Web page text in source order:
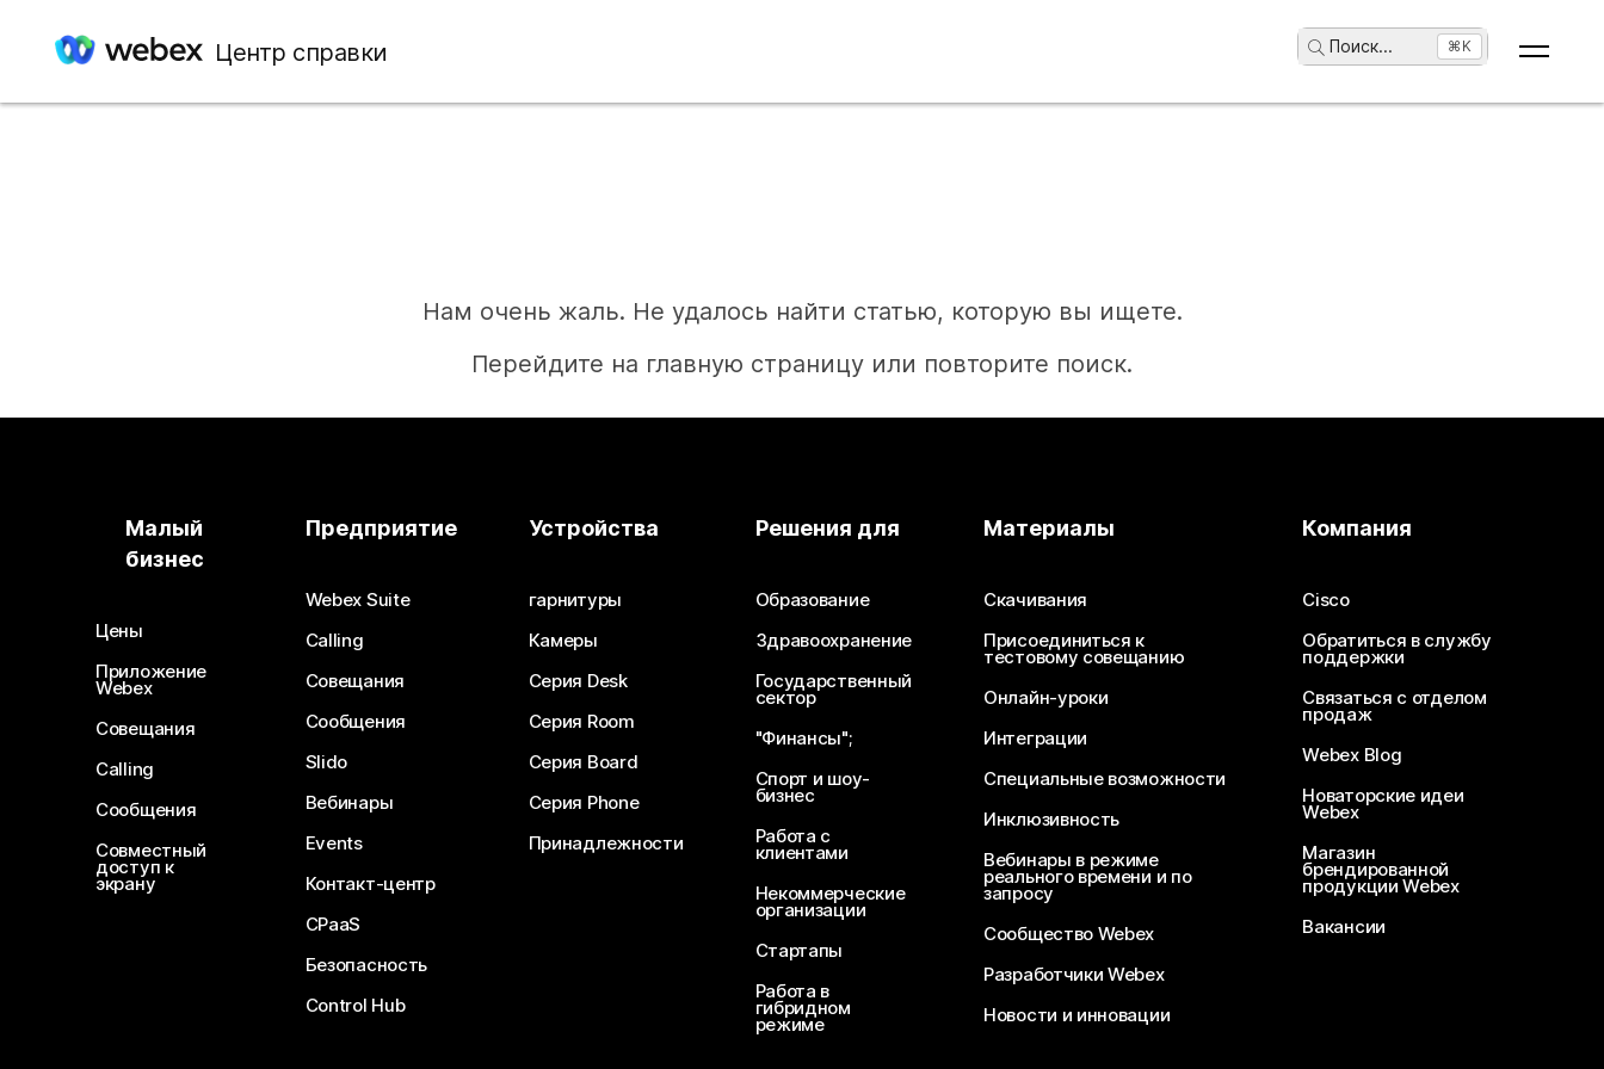
Центр справки Поиск... ⌘K
Нам очень жаль. Не удалось найти статью, которую вы ищете.
Перейдите на главную страницу или повторите поиск.
Необходим ответ?
Отправьте вопрос
Малый
бизнес
Цены
Приложение
Webex
Совещания
Calling
Сообщения
Совместный
доступ к
экрану
Предприятие
Webex Suite
Calling
Совещания
Сообщения
Slido
Вебинары
Events
Контакт-центр
CPaaS
Безопасность
Control Hub
Устройства
гарнитуры
Камеры
Серия Desk
Серия Room
Серия Board
Серия Phone
Принадлежности
Решения для
Образование
Здравоохранение
Государственный
сектор
"Финансы";
Спорт и шоу-
бизнес
Работа с
клиентами
Некоммерческие
организации
Стартапы
Работа в
гибридном
режиме
Материалы
Скачивания
Присоединиться к
тестовому совещанию
Онлайн-уроки
Интеграции
Специальные возможности
Инклюзивность
Вебинары в режиме
реального времени и по
запросу
Сообщество Webex
Разработчики Webex
Новости и инновации
Компания
Cisco
Обратиться в службу
поддержки
Связаться с отделом
продаж
Webex Blog
Новаторские идеи
Webex
Магазин
брендированной
продукции Webex
Вакансии